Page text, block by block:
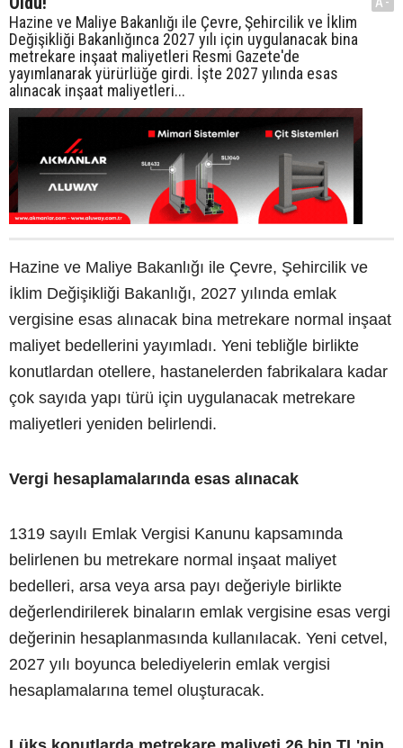
Hazine ve Maliye Bakanlığı ile Çevre, Şehircilik ve İklim
Değişikliği Bakanlığınca 2027 yılı için uygulanacak bina
metrekare inşaat maliyetleri Resmi Gazete'de
yayımlanarak yürürlüğe girdi. İşte 2027 yılında esas
alınacak inşaat maliyetleri...
Hazine ve Maliye Bakanlığı ile Çevre, Şehircilik ve
İklim Değişikliği Bakanlığı, 2027 yılında emlak
vergisine esas alınacak bina metrekare normal inşaat
maliyet bedellerini yayımladı. Yeni tebliğle birlikte
konutlardan otellere, hastanelerden fabrikalara kadar
çok sayıda yapı türü için uygulanacak metrekare
maliyetleri yeniden belirlendi.
Vergi hesaplamalarında esas alınacak
1319 sayılı Emlak Vergisi Kanunu kapsamında
belirlenen bu metrekare normal inşaat maliyet
bedelleri, arsa veya arsa payı değeriyle birlikte
değerlendirilerek binaların emlak vergisine esas vergi
değerinin hesaplanmasında kullanılacak. Yeni cetvel,
2027 yılı boyunca belediyelerin emlak vergisi
hesaplamalarına temel oluşturacak.